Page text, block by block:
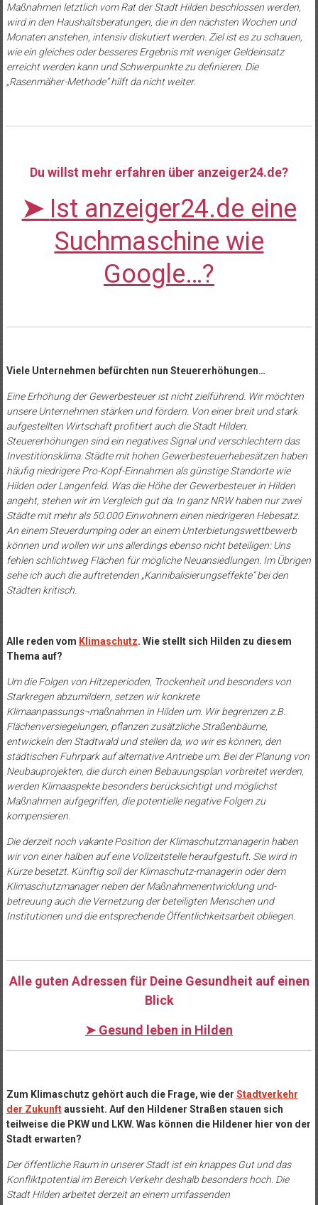
Maßnahmen letztlich vom Rat der Stadt Hilden beschlossen werden,
wird in den Haushaltsberatungen, die in den nächsten Wochen und
Monaten anstehen, intensiv diskutiert werden. Ziel ist es zu schauen,
wie ein gleiches oder besseres Ergebnis mit weniger Geldeinsatz
erreicht werden kann und Schwerpunkte zu definieren. Die
„Rasenmäher-Methode“ hilft da nicht weiter.
Du willst mehr erfahren über anzeiger24.de?
➤ Ist anzeiger24.de eine
Suchmaschine wie
Google…?
Viele Unternehmen befürchten nun Steuererhöhungen…
Eine Erhöhung der Gewerbesteuer ist nicht zielführend. Wir möchten
unsere Unternehmen stärken und fördern. Von einer breit und stark
aufgestellten Wirtschaft profitiert auch die Stadt Hilden.
Steuererhöhungen sind ein negatives Signal und verschlechtern das
Investitionsklima. Städte mit hohen Gewerbesteuerhebesätzen haben
häufig niedrigere Pro-Kopf-Einnahmen als günstige Standorte wie
Hilden oder Langenfeld. Was die Höhe der Gewerbesteuer in Hilden
angeht, stehen wir im Vergleich gut da. In ganz NRW haben nur zwei
Städte mit mehr als 50.000 Einwohnern einen niedrigeren Hebesatz.
An einem Steuerdumping oder an einem Unterbietungswettbewerb
können und wollen wir uns allerdings ebenso nicht beteiligen: Uns
fehlen schlichtweg Flächen für mögliche Neuansiedlungen. Im Übrigen
sehe ich auch die auftretenden „Kannibalisierungseffekte“ bei den
Städten kritisch.
Alle reden vom Klimaschutz. Wie stellt sich Hilden zu diesem
Thema auf?
Um die Folgen von Hitzeperioden, Trockenheit und besonders von
Starkregen abzumildern, setzen wir konkrete
Klimaanpassungs¬maßnahmen in Hilden um. Wir begrenzen z.B.
Flächenversiegelungen, pflanzen zusätzliche Straßenbäume,
entwickeln den Stadtwald und stellen da, wo wir es können, den
städtischen Fuhrpark auf alternative Antriebe um. Bei der Planung von
Neubauprojekten, die durch einen Bebauungsplan vorbreitet werden,
werden Klimaaspekte besonders berücksichtigt und möglichst
Maßnahmen aufgegriffen, die potentielle negative Folgen zu
kompensieren.
Die derzeit noch vakante Position der Klimaschutzmanagerin haben
wir von einer halben auf eine Vollzeitstelle heraufgestuft. Sie wird in
Kürze besetzt. Künftig soll der Klimaschutz-managerin oder dem
Klimaschutzmanager neben der Maßnahmenentwicklung und-
betreuung auch die Vernetzung der beteiligten Menschen und
Institutionen und die entsprechende Öffentlichkeitsarbeit obliegen.
Alle guten Adressen für Deine Gesundheit auf einen
Blick
➤ Gesund leben in Hilden
Zum Klimaschutz gehört auch die Frage, wie der Stadtverkehr
der Zukunftaussieht. Auf den Hildener Straßen stauen sich
teilweise die PKW und LKW. Was können die Hildener hier von der
Stadt erwarten?
Der öffentliche Raum in unserer Stadt ist ein knappes Gut und das
Konfliktpotential im Bereich Verkehr deshalb besonders hoch. Die
Stadt Hilden arbeitet derzeit an einem umfassenden